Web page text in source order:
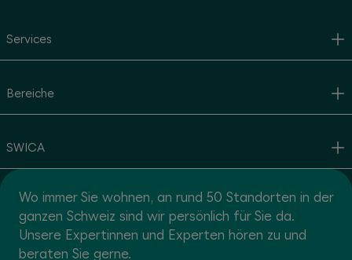
Services
Bereiche
SWICA
Wo immer Sie wohnen, an rund 50 Standorten in der
ganzen Schweiz sind wir persönlich für Sie da.
Unsere Expertinnen und Experten hören zu und
beraten Sie gerne.